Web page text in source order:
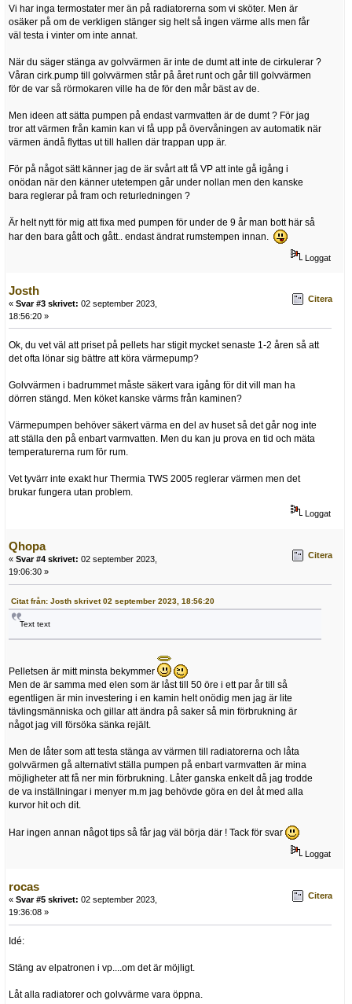
Vi har inga termostater mer än på radiatorerna som vi sköter. Men är
osäker på om de verkligen stänger sig helt så ingen värme alls men får
väl testa i vinter om inte annat.
När du säger stänga av golvvärmen är inte de dumt att inte de cirkulerar ?
Våran cirk.pump till golvvärmen står på året runt och går till golvvärmen
för de var så rörmokaren ville ha de för den mår bäst av de.
Men ideen att sätta pumpen på endast varmvatten är de dumt ? För jag
tror att värmen från kamin kan vi få upp på övervåningen av automatik när
värmen ändå flyttas ut till hallen där trappan upp är.
För på något sätt känner jag de är svårt att få VP att inte gå igång i
onödan när den känner utetempen går under nollan men den kanske
bara reglerar på fram och returledningen ?
Är helt nytt för mig att fixa med pumpen för under de 9 år man bott här så
har den bara gått och gått.. endast ändrat rumstempen innan.
Loggat
Josth
« Svar #3 skrivet: 02 september 2023,
18:56:20 »
Citera
Ok, du vet väl att priset på pellets har stigit mycket senaste 1-2 åren så att
det ofta lönar sig bättre att köra värmepump?
Golvvärmen i badrummet måste säkert vara igång för dit vill man ha
dörren stängd. Men köket kanske värms från kaminen?
Värmepumpen behöver säkert värma en del av huset så det går nog inte
att ställa den på enbart varmvatten. Men du kan ju prova en tid och mäta
temperaturerna rum för rum.
Vet tyvärr inte exakt hur Thermia TWS 2005 reglerar värmen men det
brukar fungera utan problem.
Loggat
Qhopa
« Svar #4 skrivet: 02 september 2023,
19:06:30 »
Citera
Citat från: Josth skrivet 02 september 2023, 18:56:20
Text text
Pelletsen är mitt minsta bekymmer
Men de är samma med elen som är låst till 50 öre i ett par år till så
egentligen är min investering i en kamin helt onödig men jag är lite
tävlingsmänniska och gillar att ändra på saker så min förbrukning är
något jag vill försöka sänka rejält.
Men de låter som att testa stänga av värmen till radiatorerna och låta
golvvärmen gå alternativt ställa pumpen på enbart varmvatten är mina
möjligheter att få ner min förbrukning. Låter ganska enkelt då jag trodde
de va inställningar i menyer m.m jag behövde göra en del åt med alla
kurvor hit och dit.
Har ingen annan något tips så får jag väl börja där ! Tack för svar
Loggat
rocas
« Svar #5 skrivet: 02 september 2023,
19:36:08 »
Citera
Idé:
Stäng av elpatronen i vp....om det är möjligt.
Låt alla radiatorer och golvvärme vara öppna.